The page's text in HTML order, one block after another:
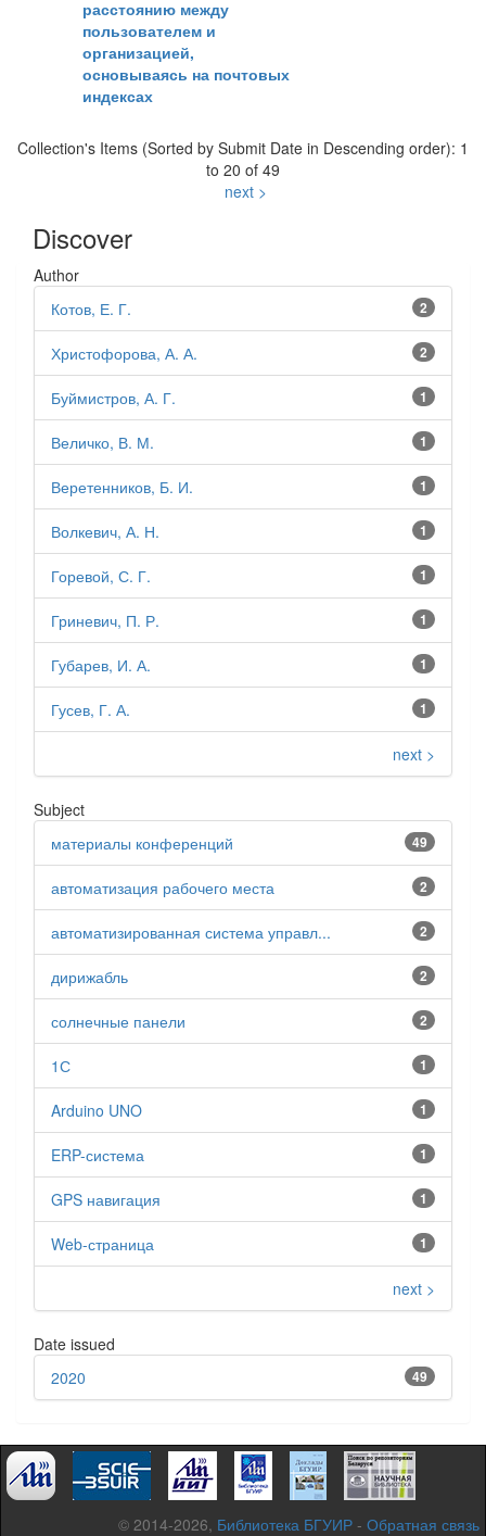
расстоянию между
пользователем и
организацией,
основываясь на почтовых
индексах
Collection's Items (Sorted by Submit Date in Descending order): 1
to 20 of 49
next >
Discover
Author
2
Котов, Е. Г.
2
Христофорова, А. А.
1
Буймистров, А. Г.
1
Величко, В. М.
1
Веретенников, Б. И.
1
Волкевич, А. Н.
1
Горевой, С. Г.
1
Гриневич, П. Р.
1
Губарев, И. А.
1
Гусев, Г. А.
next >
Subject
49
материалы конференций
2
автоматизация рабочего места
2
автоматизированная система управл...
2
дирижабль
2
солнечные панели
1
1С
1
Arduino UNO
1
ERP-система
1
GPS навигация
1
Web-страница
next >
Date issued
49
2020
© 2014-2026, Библиотека БГУИР - Обратная связь